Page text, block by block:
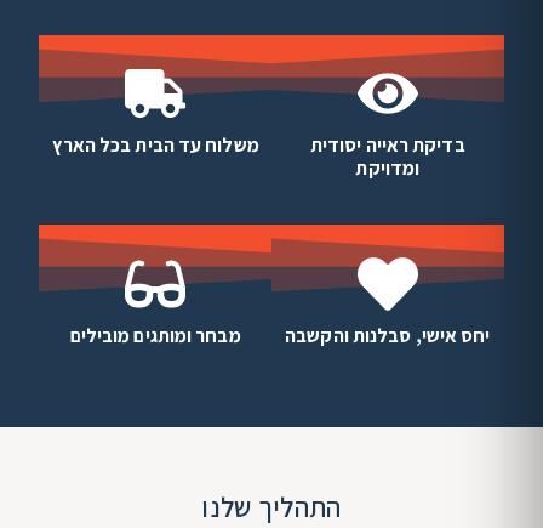
בדיקת ראייה יסודית
ומדויקת
משלוח עד הבית בכל הארץ
יחס אישי, סבלנות והקשבה מבחר ומותגים מובילים
התהליך שלנו